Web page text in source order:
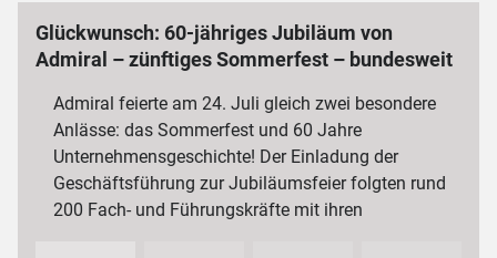
Glückwunsch: 60-jähriges Jubiläum von
Admiral – zünftiges Sommerfest – bundesweit
Admiral feierte am 24. Juli gleich zwei besondere
Anlässe: das Sommerfest und 60 Jahre
Unternehmensgeschichte! Der Einladung der
Geschäftsführung zur Jubiläumsfeier folgten rund
200 Fach- und Führungskräfte mit ihren